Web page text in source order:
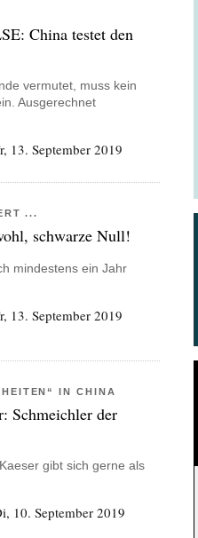
China testet den
vermutet, muss kein
Ausgerechnet
13. September 2019
...
schwarze Null!
mindestens ein Jahr
13. September 2019
IN CHINA
Schmeichler der
gibt sich gerne als
10. September 2019